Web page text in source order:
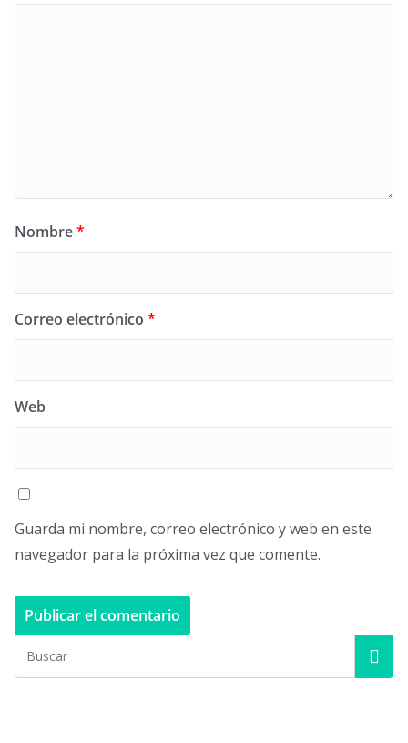
Nombre*
Correo electrónico *
Web
Guarda mi nombre, correo electrónico y web en este
navegador para la próxima vez que comente.